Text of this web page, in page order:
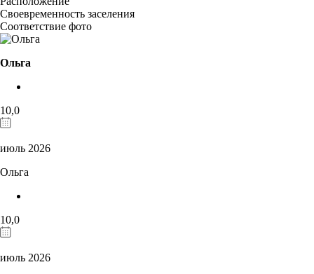
Своевременность заселения
Соответствие фото
Ольга
10,0
июль 2026
Ольга
10,0
июль 2026